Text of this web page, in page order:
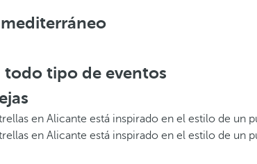
tipo de eventos
en Alicante está inspirado en el estilo de
en Alicante está inspirado en el estilo de